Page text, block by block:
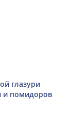
глазури
и помидоров